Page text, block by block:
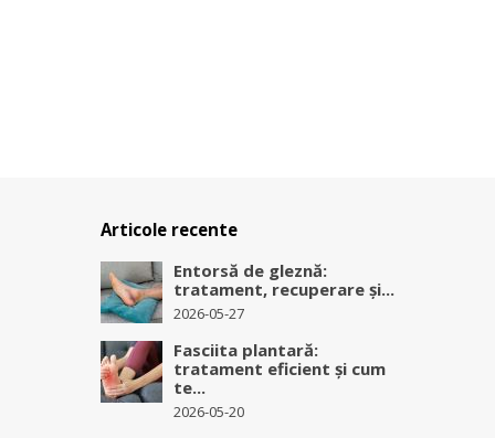
Articole recente
Entorsă de gleznă:
tratament, recuperare și...
2026-05-27
Fasciita plantară:
tratament eficient și cum
te...
2026-05-20